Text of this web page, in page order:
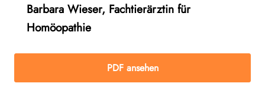
Barbara Wieser, Fachtierärztin für
Homöopathie
PDF ansehen